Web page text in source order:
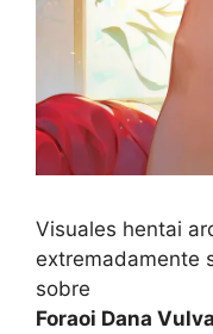
Visuales hentai
extremadamente
sobre
Foraoi Dana Vulva